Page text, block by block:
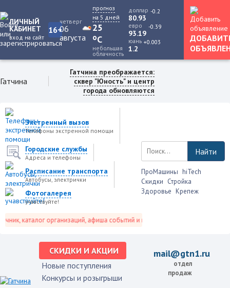
ЛИЧНЫЙ
КАБИНЕТ
вход на сайт
16+
четверг
06
августа
прогноз
на 5 дней
25
oC
небольшая
облачность
доллар
80.93
-0.2
евро
93.19
-0.39
юань
1.2
+0.003
Гатчина
Гатчина преображается:
сквер "Юность" и центр
города обновляются
Экстренный вызов
Телефоны экстренной помощи
Городские службы
Адреса и телефоны
Расписание транспорта
Автобусы, электрички
Фотогалерея
учавствуйте!
каталог организаций, афиша событий и не только это.
Найти
ПроМашины hiTech
Скидки Стройка
Здоровье Крепеж
СКИДКИ И АКЦИИ
Новые поступления
Конкурсы и розыгрыши
mail@gtn1.ru
отдел
продаж